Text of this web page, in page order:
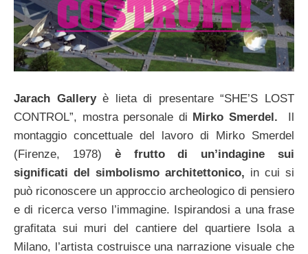
Jarach Galleryè lieta di presentare “SHE’S LOST
CONTROL”, mostra personale di Mirko Smerdel. Il
montaggio concettuale del lavoro di Mirko Smerdel
(Firenze, 1978) è frutto di un’indagine sui
significati del simbolismo architettonico, in cui si
può riconoscere un approccio archeologico di pensiero
e di ricerca verso l’immagine. Ispirandosi a una frase
grafitata sui muri del cantiere del quartiere Isola a
Milano, l’artista costruisce una narrazione visuale che